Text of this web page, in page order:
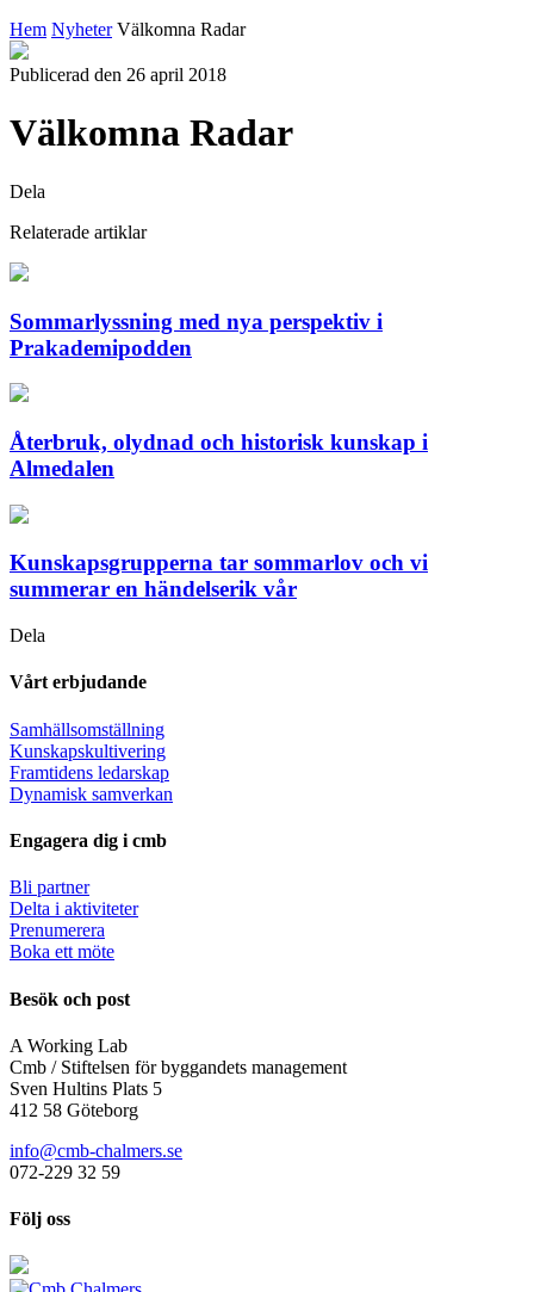
Hem Nyheter Välkomna Radar
Publicerad den 26 april 2018
Välkomna Radar
Dela
Relaterade artiklar
Sommarlyssning med nya perspektiv i
Prakademipodden
Återbruk, olydnad och historisk kunskap i
Almedalen
Kunskapsgrupperna tar sommarlov och vi
summerar en händelserik vår
Dela
Vårt erbjudande
Samhällsomställning
Kunskapskultivering
Framtidens ledarskap
Dynamisk samverkan
Engagera dig i cmb
Bli partner
Delta i aktiviteter
Prenumerera
Boka ett möte
Besök och post
A Working Lab
Cmb / Stiftelsen för byggandets management
Sven Hultins Plats 5
412 58 Göteborg
info@cmb-chalmers.se
072-229 32 59
Följ oss